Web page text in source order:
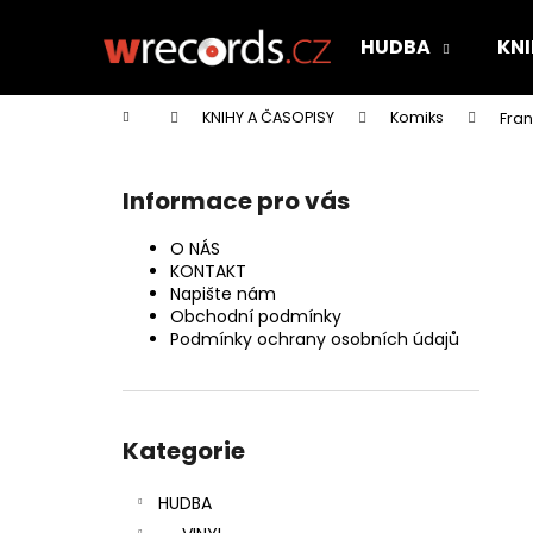
HUDBA
Domů KNIHY A ČASOPISY Komiks
Informace pro vás
O NÁS
KONTAKT
Napište nám
Obchodní podmínky
Podmínky ochrany osobních údajů
kategorie
Kategorie
HUDBA
í
Zpět
do
Zpět
do